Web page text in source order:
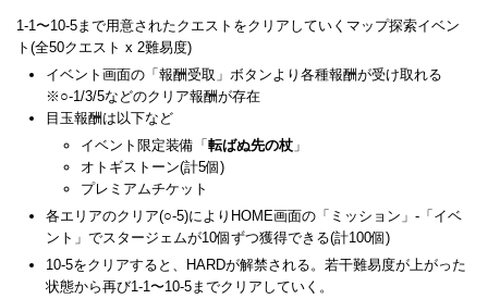
1-1〜10-5まで用意されたクエストをクリアしていくマップ探索イベン
ト(全50クエスト x 2難易度)
イベント画面の「報酬受取」ボタンより各種報酬が受け取れる
※○-1/3/5などのクリア報酬が存在
目玉報酬は以下など
イベント限定装備「 転ばぬ先の杖 」
オトギストーン(計5個)
プレミアムチケット
各エリアのクリア(○-5)によりHOME画面の「ミッション」-「イベ
ント」でスタージェムが10個ずつ獲得できる(計100個)
10-5をクリアすると、HARDが解禁される。若干難易度が上がった
状態から再び1-1〜10-5までクリアしていく。